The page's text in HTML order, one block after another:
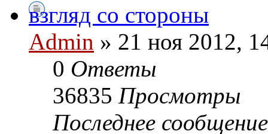
взгляд со стороны
Admin » 21 ноя 2012,
0 Ответы
36835 Просмотры
Последнее